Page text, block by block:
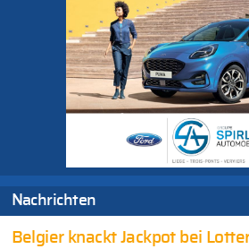
Nachrichten
Belgier knackt Jackpot bei